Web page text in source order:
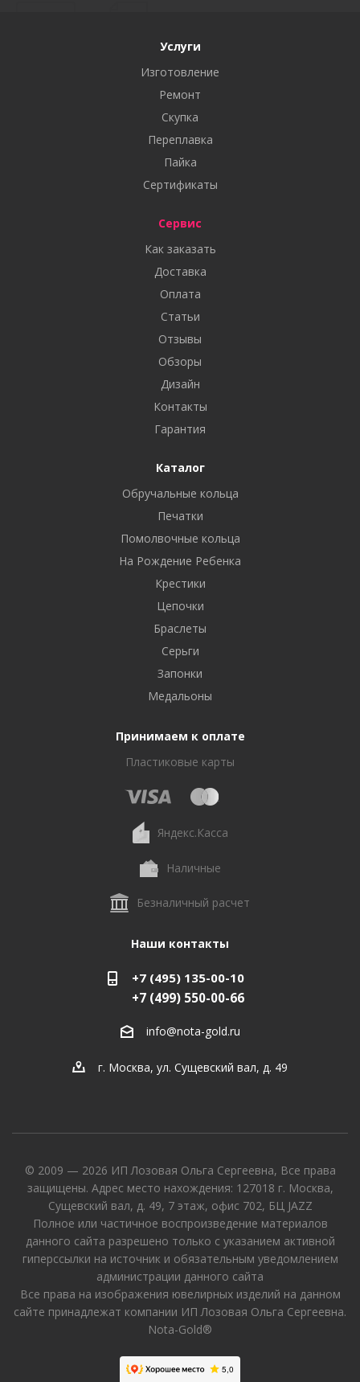
Услуги
Изготовление
Ремонт
Скупка
Переплавка
Пайка
Сертификаты
Сервис
Как заказать
Доставка
Оплата
Статьи
Отзывы
Обзоры
Дизайн
Контакты
Гарантия
Каталог
Обручальные кольца
Печатки
Помолвочные кольца
На Рождение Ребенка
Крестики
Цепочки
Браслеты
Серьги
Запонки
Медальоны
Принимаем к оплате
Пластиковые карты
Яндекс.Касса
Наличные
Безналичный расчет
Наши контакты
+7 (495) 135-00-10
+7 (499) 550-00-66
info@nota-gold.ru
г. Москва, ул. Сущевский вал, д. 49
© 2009 — 2026 ИП Лозовая Ольга Сергеевна, Все права
защищены. Адрес место нахождения: 127018 г. Москва,
Сущевский вал, д. 49, 7 этаж, офис 702, БЦ JAZZ
Полное или частичное воспроизведение материалов
данного сайта разрешено только с указанием активной
гиперссылки на источник и обязательным уведомлением
администрации данного сайта
Все права на изображения ювелирных изделий на данном
сайте принадлежат компании ИП Лозовая Ольга Сергеевна.
Nota-Gold®